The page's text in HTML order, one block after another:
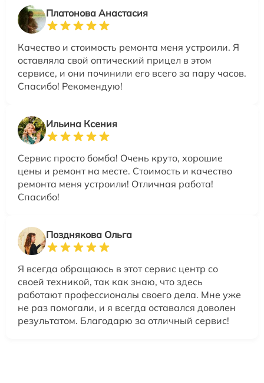
Платонова Анастасия
Качество и стоимость ремонта меня устроили. Я
оставляла свой оптический прицел в этом
сервисе, и они починили его всего за пару часов.
Спасибо! Рекомендую!
Ильина Ксения
Сервис просто бомба! Очень круто, хорошие
цены и ремонт на месте. Стоимость и качество
ремонта меня устроили! Отличная работа!
Спасибо!
Позднякова Ольга
Я всегда обращаюсь в этот сервис центр со
своей техникой, так как знаю, что здесь
работают профессионалы своего дела. Мне уже
не раз помогали, и я всегда оставался доволен
результатом. Благодарю за отличный сервис!